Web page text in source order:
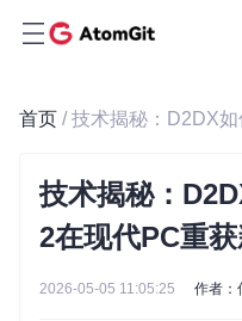
首页
技术揭秘：
2在现代PC重
2026-05-05 11:05:25 作者：